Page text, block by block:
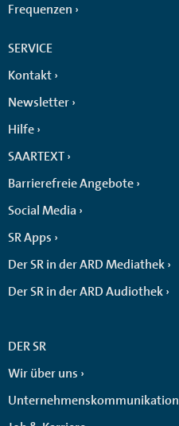
Frequenzen
SERVICE
Kontakt
Newsletter
Hilfe
SAARTEXT
Barrierefreie Angebote
Social Media
SR Apps
Der SR in der ARD Mediathek
Der SR in der ARD Audiothek
DER SR
Wir über uns
Unternehmenskommunikation